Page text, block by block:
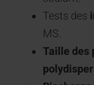
Tests des
MS.
Taille des